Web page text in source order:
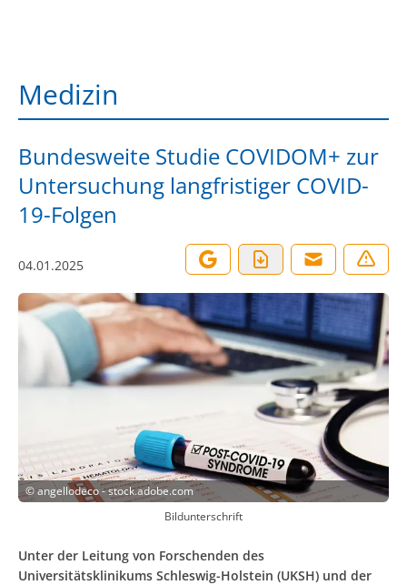
Medizin
Bundesweite Studie COVIDOM+ zur
Untersuchung langfristiger COVID-
19-Folgen
04.01.2025
©angellodeco - stock.adobe.com
Bildunterschrift
Unter der Leitung von Forschenden des
Universitätsklinikums Schleswig-Holstein (UKSH) und der